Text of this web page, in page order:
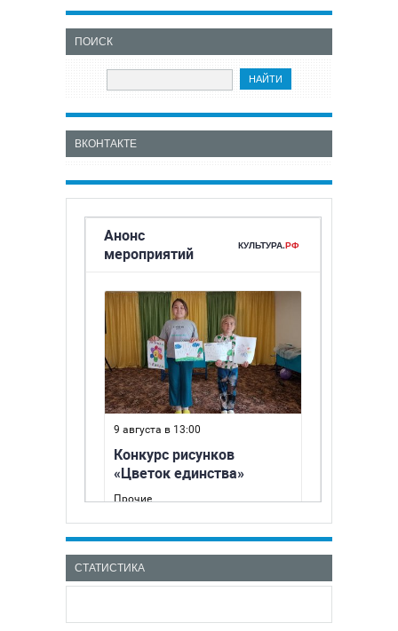
ПОИСК
ВКОНТАКТЕ
СТАТИСТИКА